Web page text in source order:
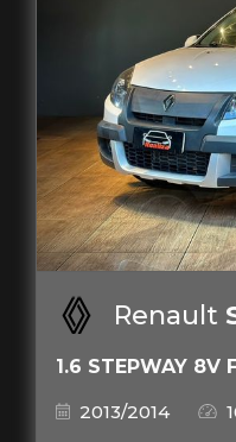
Renault
1.6 STEPWAY 8V
2013/2014